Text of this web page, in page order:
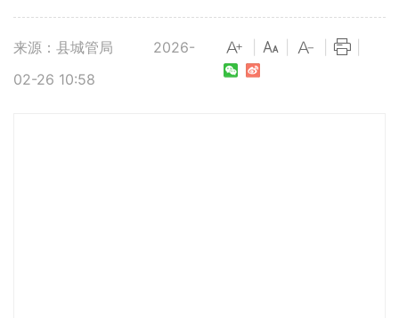
来源：县城管局
2026-
02-26 10:58